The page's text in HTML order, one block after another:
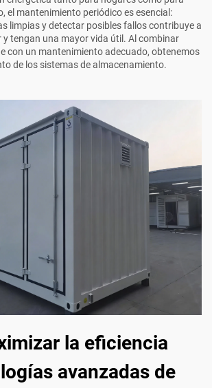
el mantenimiento periódico es esencial:
limpias y detectar posibles fallos contribuye a
y tengan una mayor vida útil. Al combinar
con un mantenimiento adecuado, obtenemos
de los sistemas de almacenamiento.
la eficiencia
avanzadas de